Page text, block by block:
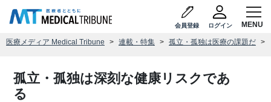
会員登録 ログイン
医療メディア Medical Tribune 連載・特集 孤立・孤独は医療の課題だ
孤立・孤独は深刻な健康リスクであ
る